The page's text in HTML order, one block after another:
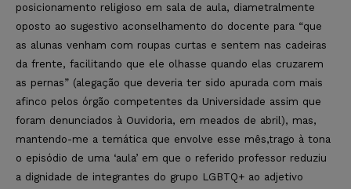
posicionamento religioso em sala de aula, diametralmente
oposto ao sugestivo aconselhamento do docente para “que
as alunas venham com roupas curtas e sentem nas cadeiras
da frente, facilitando que ele olhasse quando elas cruzarem
as pernas” (alegação que deveria ter sido apurada com mais
afinco pelos órgão competentes da Universidade assim que
foram denunciados à Ouvidoria, em meados de abril), mas,
mantendo-me a temática que envolve esse mês,trago à tona
o episódio de uma ‘aula’ em que o referido professor reduziu
a dignidade de integrantes do grupo LGBTQ+ ao adjetivo